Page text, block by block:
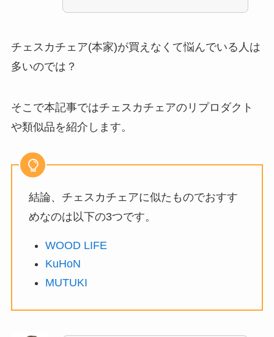
チェスカチェア(本家)が買えなくて悩んでいる人は
多いのでは？
そこで本記事ではチェスカチェアのリプロダクト
や類似品を紹介 します。
結論、チェスカチェアに似たものでおすす
めなのは以下の3つです。
WOOD LIFE
KuHoN
MUTUKI